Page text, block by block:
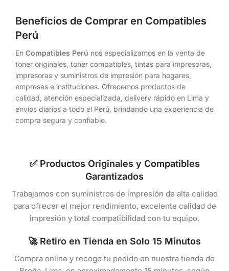
Beneficios de Comprar en Compatibles
Perú
En Compatibles Perú nos especializamos en la venta de
toner originales, toner compatibles, tintas para impresoras,
impresoras y suministros de impresión para hogares,
empresas e instituciones. Ofrecemos productos de
calidad, atención especializada, delivery rápido en Lima y
envíos diarios a todo el Perú, brindando una experiencia de
compra segura y confiable.
✅ Productos Originales y Compatibles
Garantizados
Trabajamos con suministros de impresión de alta calidad
para ofrecer el mejor rendimiento, excelente calidad de
impresión y total compatibilidad con tu equipo.
🚀 Retiro en Tienda en Solo 15 Minutos
Compra online y recoge tu pedido en nuestra tienda de